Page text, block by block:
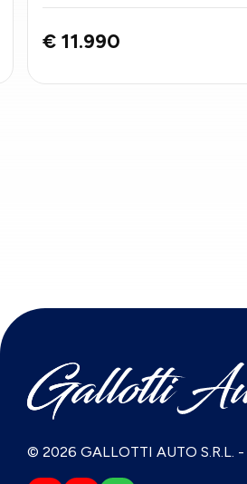
€ 11.990
© 2026 GALLOTTI AUTO S.R.L. -